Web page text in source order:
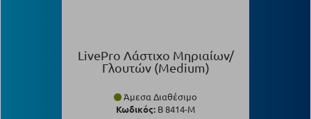
LivePro Λάστιχο Μηριαίων/
Γλουτών (Medium)
Άμεσα Διαθέσιμο
Κωδικός: Β 8414-M